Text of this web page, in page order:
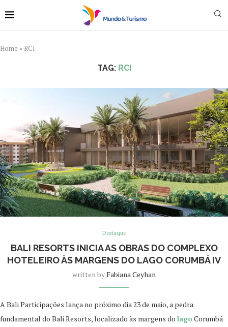
Home » RCI
TAG: RCI
Destaque
BALI RESORTS INICIA AS OBRAS DO COMPLEXO
HOTELEIRO ÀS MARGENS DO LAGO CORUMBÁ IV
written byFabiana Ceyhan
A Bali Participações lança no próximo dia 23 de maio, a pedra
fundamental do Bali Resorts, localizado às margens do lago Corumbá